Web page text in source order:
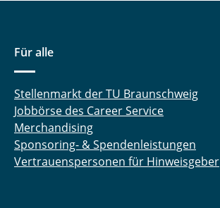
Für alle
Stellenmarkt der TU Braunschweig
Jobbörse des Career Service
Merchandising
Sponsoring- & Spendenleistungen
Vertrauenspersonen für Hinweisgeber